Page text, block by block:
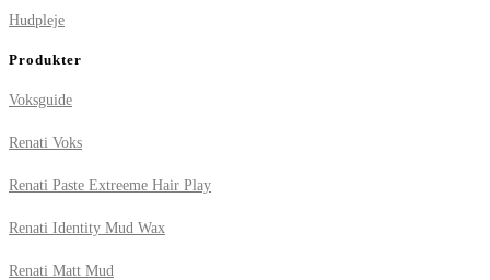
Hudpleje
Produkter
Voksguide
Renati Voks
Renati Paste Extreeme Hair Play
Renati Identity Mud Wax
Renati Matt Mud